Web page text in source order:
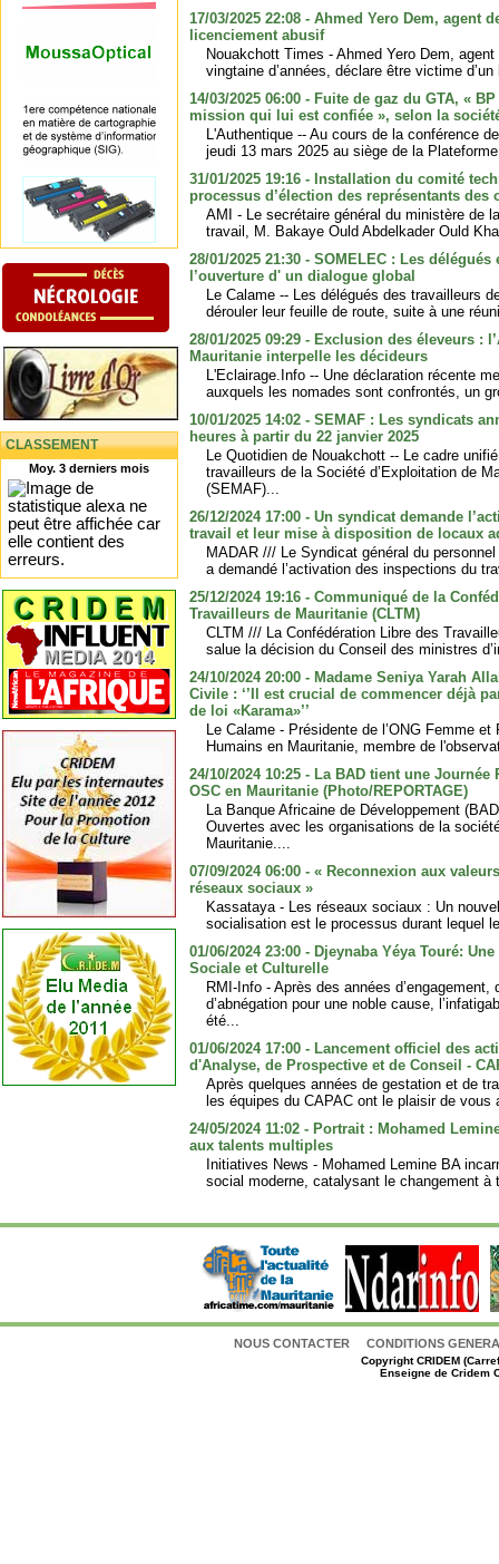
CLASSEMENT
Moy. 3 derniers mois
17/03/2025 22:08 - Ahmed Yero Dem, agent
licenciement abusif
Nouakchott Times - Ahmed Yero Dem,
vingtaine d’années, déclare être victime
14/03/2025 06:00 - Fuite de gaz du GTA, «
mission qui lui est confiée », selon la
L'Authentique -- Au cours de la conférence
jeudi 13 mars 2025 au siège de la
31/01/2025 19:16 - Installation du comité
processus d’élection des représentants
AMI - Le secrétaire général du ministère de
travail, M. Bakaye Ould Abdelkader Ould
28/01/2025 21:30 - SOMELEC : Les
l’ouverture d' un dialogue global
Le Calame -- Les délégués des travailleurs
dérouler leur feuille de route, suite à une
28/01/2025 09:29 - Exclusion des éleveurs :
Mauritanie interpelle les décideurs
L'Eclairage.Info -- Une déclaration récente
auxquels les nomades sont confrontés, un
10/01/2025 14:02 - SEMAF : Les syndicats
heures à partir du 22 janvier 2025
Le Quotidien de Nouakchott -- Le cadre
travailleurs de la Société d’Exploitation de
(SEMAF)...
26/12/2024 17:00 - Un syndicat demande
travail et leur mise à disposition de locaux
MADAR /// Le Syndicat général du
a demandé l’activation des inspections du
25/12/2024 19:16 - Communiqué de la
Travailleurs de Mauritanie (CLTM)
CLTM /// La Confédération Libre des
salue la décision du Conseil des ministres
24/10/2024 20:00 - Madame Seniya Yarah
Civile : ‘’Il est crucial de commencer déjà
de loi «Karama»’’
Le Calame - Présidente de l’ONG Femme
Humains en Mauritanie, membre de
24/10/2024 10:25 - La BAD tient une
OSC en Mauritanie (Photo/REPORTAGE)
La Banque Africaine de Développement
Ouvertes avec les organisations de la
Mauritanie....
07/09/2024 06:00 - « Reconnexion aux
réseaux sociaux »
Kassataya - Les réseaux sociaux : Un
socialisation est le processus durant lequel
01/06/2024 23:00 - Djeynaba Yéya Touré:
Sociale et Culturelle
RMI-Info - Après des années d’engagement,
d’abnégation pour une noble cause,
été...
01/06/2024 17:00 - Lancement officiel des
d'Analyse, de Prospective et de Conseil -
Après quelques années de gestation et de
les équipes du CAPAC ont le plaisir de vous
24/05/2024 11:02 - Portrait : Mohamed
aux talents multiples
Initiatives News - Mohamed Lemine BA
social moderne, catalysant le changement à
NOUS CONTACTER CONDITIONS
CopyrightCRIDEM
Enseigne de Cridem